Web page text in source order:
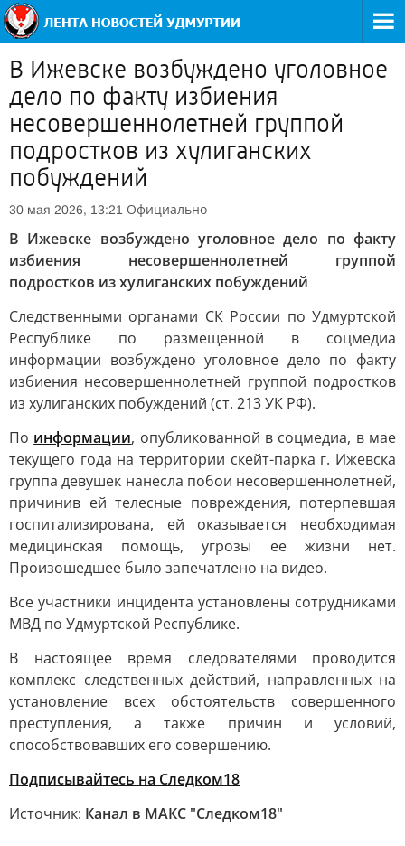
В Ижевске возбуждено уголовное
дело по факту избиения
несовершеннолетней группой
подростков из хулиганских
побуждений
30 мая 2026, 13:21 Официально
В Ижевске возбуждено уголовное дело по факту
избиения несовершеннолетней группой
подростков из хулиганских побуждений
Следственными органами СК России по Удмуртской
Республике по размещенной в соцмедиа
информации возбуждено уголовное дело по факту
избиения несовершеннолетней группой подростков
из хулиганских побуждений (ст. 213 УК РФ).
По информации, опубликованной в соцмедиа, в мае
текущего года на территории скейт-парка г. Ижевска
группа девушек нанесла побои несовершеннолетней,
причинив ей телесные повреждения, потерпевшая
госпитализирована, ей оказывается необходимая
медицинская помощь, угрозы ее жизни нет.
Произошедшее было запечатлено на видео.
Все участники инцидента установлены сотрудниками
МВД по Удмуртской Республике.
В настоящее время следователями проводится
комплекс следственных действий, направленных на
установление всех обстоятельств совершенного
преступления, а также причин и условий,
способствовавших его совершению.
Подписывайтесь на Следком18
Источник: Канал в МАКС "Следком18"